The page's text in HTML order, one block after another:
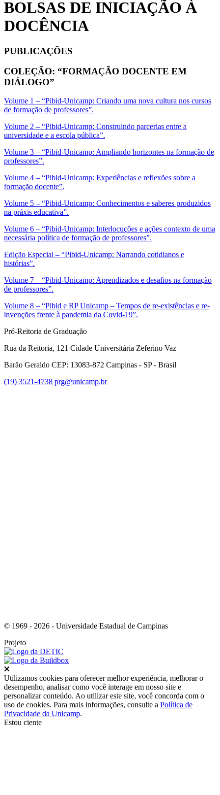
BOLSAS DE INICIAÇÃO À
DOCÊNCIA
PUBLICAÇÕES
COLEÇÃO: “FORMAÇÃO DOCENTE EM
DIÁLOGO”
Volume 1 – “Pibid-Unicamp: Criando uma nova cultura nos cursos
de formação de professores”.
Volume 2 – “Pibid-Unicamp: Construindo parcerias entre a
universidade e a escola pública”.
Volume 3 – “Pibid-Unicamp: Ampliando horizontes na formação de
professores”.
Volume 4 – “Pibid-Unicamp: Experiências e reflexões sobre a
formação docente”.
Volume 5 – “Pibid-Unicamp: Conhecimentos e saberes produzidos
na práxis educativa”.
Volume 6 – “Pibid-Unicamp: Interlocuções e ações contexto de uma
necessária política de formação de professores”.
Edição Especial – “Pibid-Unicamp: Narrando cotidianos e
histórias”.
Volume 7 – “Pibid-Unicamp: Aprendizados e desafios na formação
de professores”.
Volume 8 – “Pibid e RP Unicamp – Tempos de re-existências e re-
invenções frente à pandemia da Covid-19”.
Pró-Reitoria de Graduação
Rua da Reitoria, 121 Cidade Universitária Zeferino Vaz
Barão Geraldo CEP: 13083-872 Campinas - SP - Brasil
(19) 3521-4738 prg@unicamp.br
© 1969 - 2026 - Universidade Estadual de Campinas
Projeto
Utilizamos cookies para oferecer melhor experiência, melhorar o
desempenho, analisar como você interage em nosso site e
personalizar conteúdo. Ao utilizar este site, você concorda com o
uso de cookies. Para mais informações, consulte a Política de
Privacidade da Unicamp.
Estou ciente